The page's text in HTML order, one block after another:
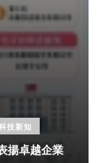
技新知
揚卓越企業